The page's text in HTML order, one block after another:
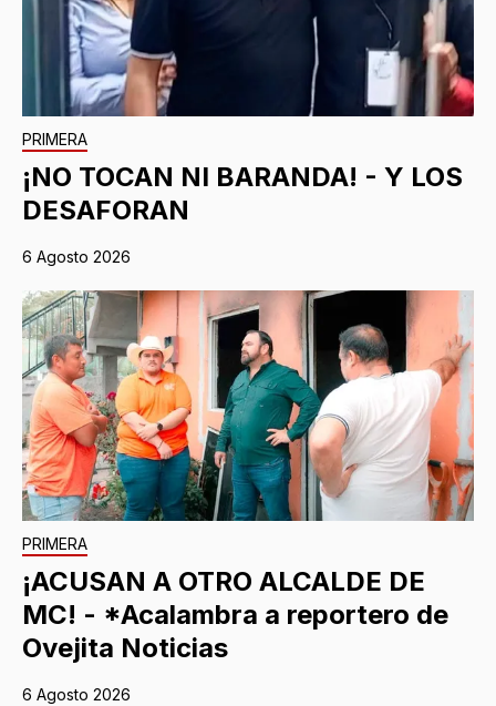
PRIMERA
¡NO TOCAN NI BARANDA! - Y LOS
DESAFORAN
6 Agosto 2026
PRIMERA
¡ACUSAN A OTRO ALCALDE DE
MC! - *Acalambra a reportero de
Ovejita Noticias
6 Agosto 2026